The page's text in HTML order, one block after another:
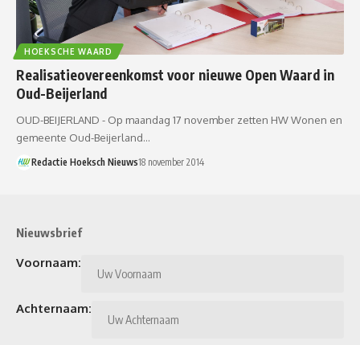
HOEKSCHE WAARD
Realisatieovereenkomst voor nieuwe Open Waard in
Oud-Beijerland
OUD-BEIJERLAND - Op maandag 17 november zetten HW Wonen en
gemeente Oud-Beijerland…
Redactie Hoeksch Nieuws18 november 2014
Nieuwsbrief
Voornaam:
Achternaam: